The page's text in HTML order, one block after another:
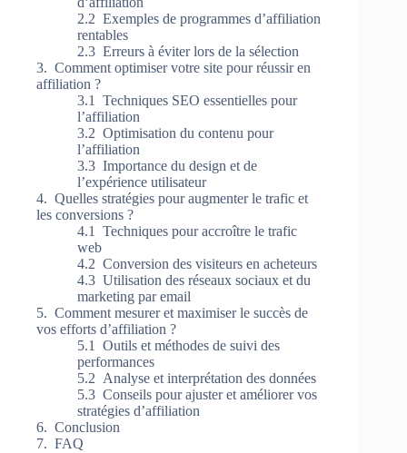
Exemples de programmes d’affiliation
rentables
Erreurs à éviter lors de la sélection
Comment optimiser votre site pour réussir en
affiliation ?
Techniques SEO essentielles pour
l’affiliation
Optimisation du contenu pour
l’affiliation
Importance du design et de
l’expérience utilisateur
Quelles stratégies pour augmenter le trafic et
les conversions ?
Techniques pour accroître le trafic
web
Conversion des visiteurs en acheteurs
Utilisation des réseaux sociaux et du
marketing par email
Comment mesurer et maximiser le succès de
vos efforts d’affiliation ?
Outils et méthodes de suivi des
performances
Analyse et interprétation des données
Conseils pour ajuster et améliorer vos
stratégies d’affiliation
Conclusion
FAQ